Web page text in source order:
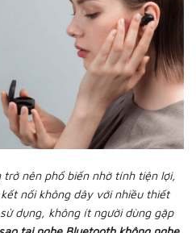
trở nên phổ biến nhờ tính tiện lợi,
nối không dây với nhiều thiết
dụng, không ít người dùng gặp